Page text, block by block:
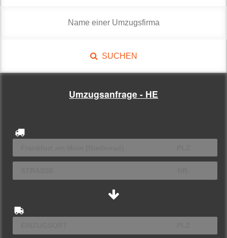
SUCHEN
Umzugsanfrage - HE